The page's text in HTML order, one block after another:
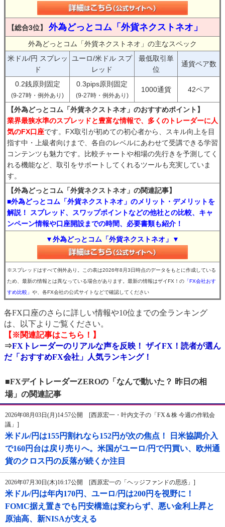
【総合3位】 外為どっとコム「外貨ネクストネオ」
外為どっとコム「外貨ネクストネオ」の主なスペック
米ドル/円 スプレッ
ド
ユーロ/米ドル スプ
レッド
最低取引単
位
通貨ペア数
0.2銭原則固定
(9-27時・例外あり)
0.3pips原則固定
(9-27時・例外あり)
1000通貨 42ペア
【外為どっとコム「外貨ネクストネオ」のおすすめポイント】
業界最狭水準のスプレッドと豊富な情報で、多くのトレーダーに人
気のFX口座です。FX取引が初めての初心者から、スキル向上を目
指す中・上級者向けまで、各自のレベルにあわせて受講できる学習
コンテンツも魅力です。比較チャートや相場の先行きを予測してく
れる機能など、取引をサポートしてくれるツールも充実していま
す。
【外為どっとコム「外貨ネクストネオ」の関連記事】
■外為どっとコム「外貨ネクストネオ」のメリット・デメリットを
解説！ スプレッド、スワップポイントなどの他社との比較、キャ
ンペーン情報や口座開設までの時間、必要書類も紹介！
▼外為どっとコム「外貨ネクストネオ」▼
※スプレッドはすべて例外あり。この表は2026年8月3日時点のデータをもとに作成している
ため、最新の情報とは異なっている場合があります。最新の情報はザイFX！の 「FX会社おす
すめ比較」 や、各FX会社の公式サイトなどで確認してください
各FX口座のさらに詳しい情報や10位までの全ランキング
は、以下よりご覧ください。
【※関連記事はこちら！】
⇒FXトレーダーのリアルな声を反映！ ザイFX！読者が選ん
だ「おすすめFX会社」人気ランキング！
■FXデイトレーダーZEROの「なんで動いた？ 昨日の相
場」の関連記事
2026年08月03日(月)14:57公開 [西原宏一・叶内文子の「FX＆株 今週の作戦会
議」]
米ドル/円は155円割れなら152円が次の焦点！ 日米協調介入
で160円台は戻り売りへ。米国がユーロ/円で円買い、欧州通
貨のクロス円の反落が続くか注目
2026年07月30日(木)16:17公開 [西原宏一の「ヘッジファンドの思惑」]
米ドル/円は年内170円、ユーロ/円は200円を視野に！
FOMC据え置きでも円安構造は変わらず、悪い金利上昇と
原油高、新NISAが支える